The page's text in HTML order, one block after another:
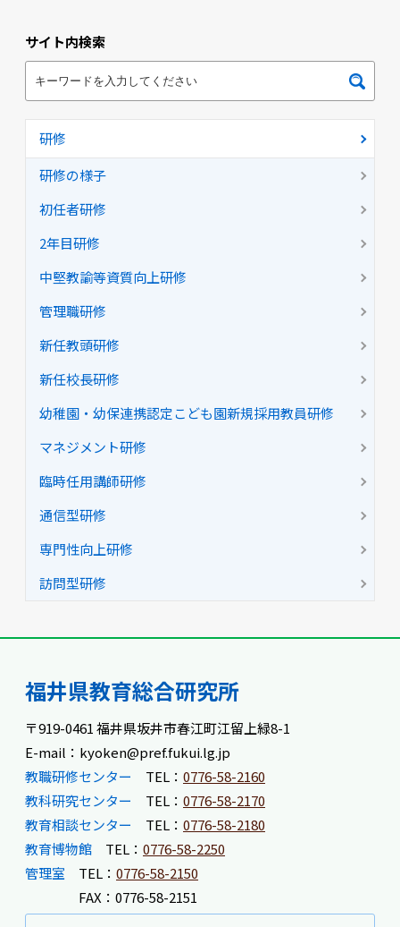
サイト内検索
研修
研修の様子
初任者研修
2年目研修
中堅教諭等資質向上研修
管理職研修
新任教頭研修
新任校長研修
幼稚園・幼保連携認定こども園新規採用教員研修
マネジメント研修
臨時任用講師研修
通信型研修
専門性向上研修
訪問型研修
福井県教育総合研究所
〒919-0461 福井県坂井市春江町江留上緑8-1
E-mail：kyoken@pref.fukui.lg.jp
教職研修センター
TEL： 0776-58-2160
教科研究センター
TEL： 0776-58-2170
教育相談センター
TEL： 0776-58-2180
教育博物館
TEL： 0776-58-2250
管理室
TEL： 0776-58-2150
FAX：0776-58-2151